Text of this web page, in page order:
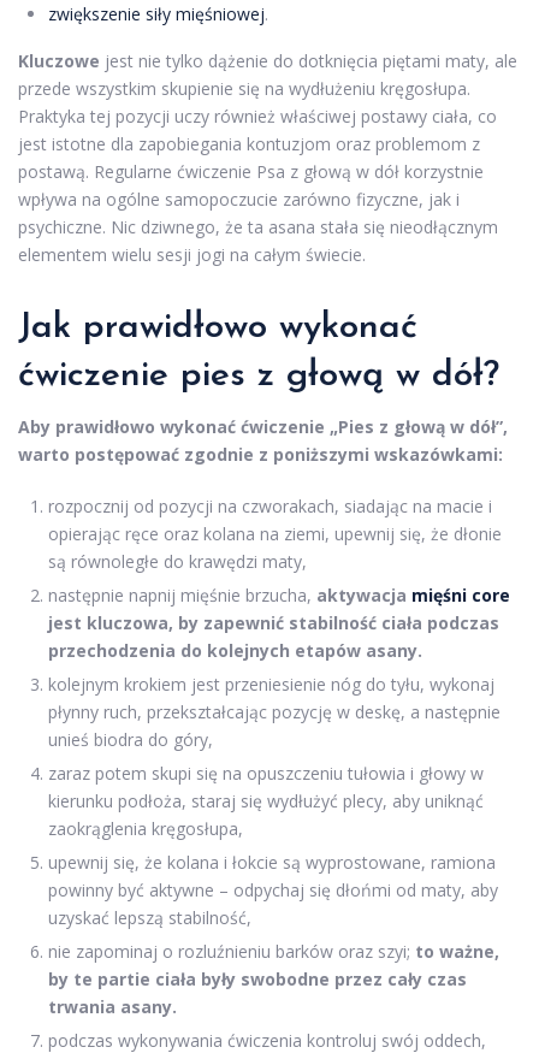
zwiększenie siły mięśniowej.
Kluczowe jest nie tylko dążenie do dotknięcia piętami maty, ale
przede wszystkim skupienie się na wydłużeniu kręgosłupa.
Praktyka tej pozycji uczy również właściwej postawy ciała, co
jest istotne dla zapobiegania kontuzjom oraz problemom z
postawą. Regularne ćwiczenie Psa z głową w dół korzystnie
wpływa na ogólne samopoczucie zarówno fizyczne, jak i
psychiczne. Nic dziwnego, że ta asana stała się nieodłącznym
elementem wielu sesji jogi na całym świecie.
Jak prawidłowo wykonać
ćwiczenie pies z głową w dół?
Aby prawidłowo wykonać ćwiczenie „Pies z głową w dół”,
warto postępować zgodnie z poniższymi wskazówkami:
rozpocznij od pozycji na czworakach, siadając na macie i
opierając ręce oraz kolana na ziemi, upewnij się, że dłonie
są równoległe do krawędzi maty,
następnie napnij mięśnie brzucha, aktywacja mięśni core
jest kluczowa, by zapewnić stabilność ciała podczas
przechodzenia do kolejnych etapów asany.
kolejnym krokiem jest przeniesienie nóg do tyłu, wykonaj
płynny ruch, przekształcając pozycję w deskę, a następnie
unieś biodra do góry,
zaraz potem skupi się na opuszczeniu tułowia i głowy w
kierunku podłoża, staraj się wydłużyć plecy, aby uniknąć
zaokrąglenia kręgosłupa,
upewnij się, że kolana i łokcie są wyprostowane, ramiona
powinny być aktywne – odpychaj się dłońmi od maty, aby
uzyskać lepszą stabilność,
nie zapominaj o rozluźnieniu barków oraz szyi; to ważne,
by te partie ciała były swobodne przez cały czas
trwania asany.
podczas wykonywania ćwiczenia kontroluj swój oddech,